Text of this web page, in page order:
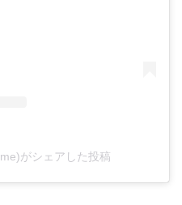
がシェアした投稿